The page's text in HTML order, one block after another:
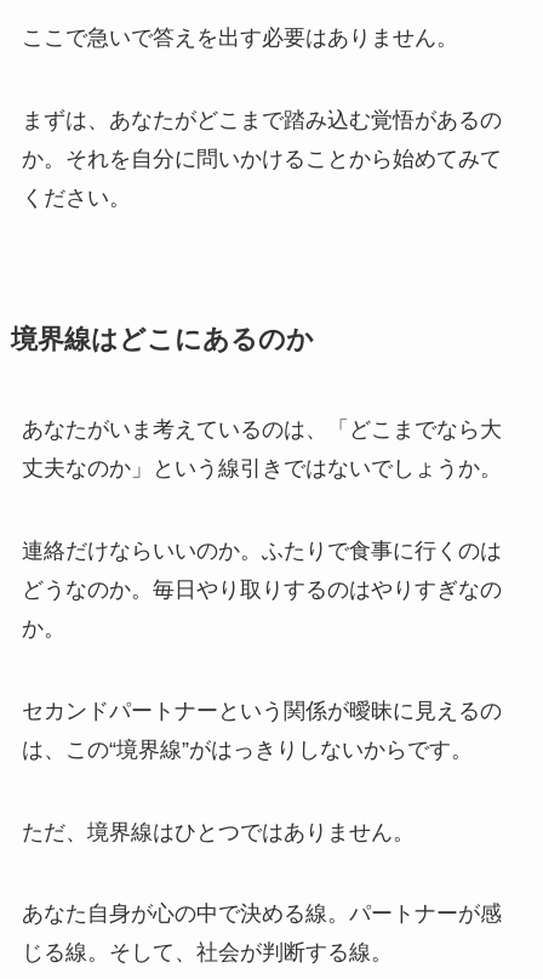
ここで急いで答えを出す必要はありません。
まずは、あなたがどこまで踏み込む覚悟があるの
か。それを自分に問いかけることから始めてみて
ください。
境界線はどこにあるのか
あなたがいま考えているのは、「どこまでなら大
丈夫なのか」という線引きではないでしょうか。
連絡だけならいいのか。ふたりで食事に行くのは
どうなのか。毎日やり取りするのはやりすぎなの
か。
セカンドパートナーという関係が曖昧に見えるの
は、この“境界線”がはっきりしないからです。
ただ、境界線はひとつではありません。
あなた自身が心の中で決める線。パートナーが感
じる線。そして、社会が判断する線。